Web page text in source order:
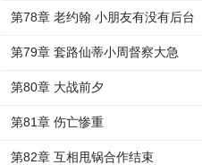
第78章 老约翰 小朋友有没有后台
第79章 套路仙蒂小周督察大急
第80章 大战前夕
第81章 伤亡惨重
第82章 互相甩锅合作结束